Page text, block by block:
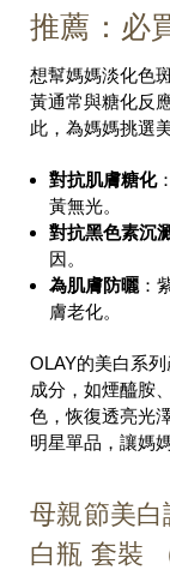
推薦：必
想幫媽媽淡化色
黃通常與糖化反
此，為媽媽挑選
對抗肌膚糖化
黃無光。
對抗黑色素沉
因。
為肌膚防曬 ：
膚老化。
OLAY的美白系
成分，如煙醯胺
色，恢復透亮光
明星單品，讓媽
母親節美
白瓶 套裝